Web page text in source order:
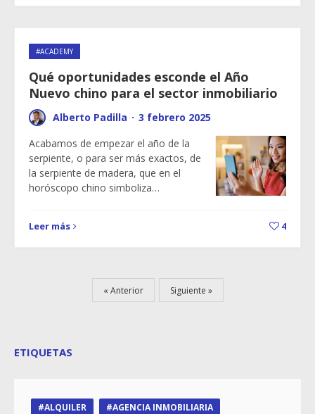
#ACADEMY
Qué oportunidades esconde el Año
Nuevo chino para el sector inmobiliario
Alberto Padilla · 3 febrero 2025
Acabamos de empezar el año de la
serpiente, o para ser más exactos, de
la serpiente de madera, que en el
horóscopo chino simboliza…
Leer más 4
Anterior Siguiente
ETIQUETAS
ALQUILER
AGENCIA INMOBILIARIA